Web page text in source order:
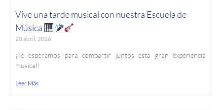
Vive una tarde musical con nuestra Escuela de
Música
20 abril, 2026
¡Te esperamos para compartir juntos esta gran experiencia
musical!
Leer Más